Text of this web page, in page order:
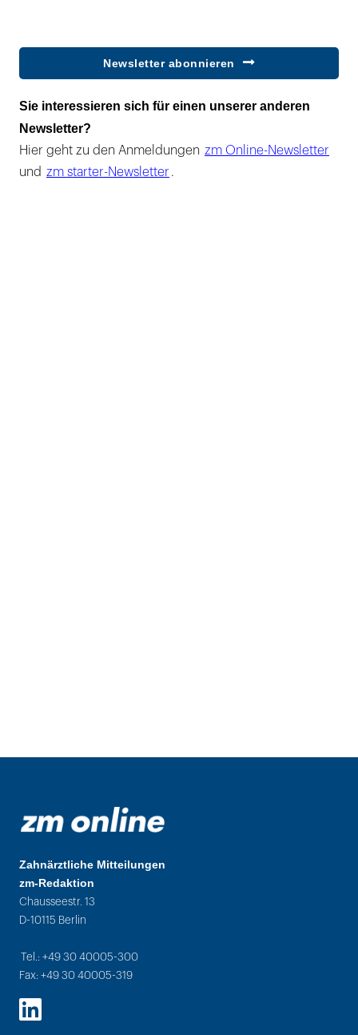
Newsletter abonnieren
Sie interessieren sich für einen unserer anderen
Newsletter?
Hier geht zu den Anmeldungen zm Online-Newsletter
und zm starter-Newsletter .
Zahnärztliche Mitteilungen
zm-Redaktion
Chausseestr. 13
D-10115 Berlin
Tel.: +49 30 40005-300
Fax: +49 30 40005-319
LinkedIn